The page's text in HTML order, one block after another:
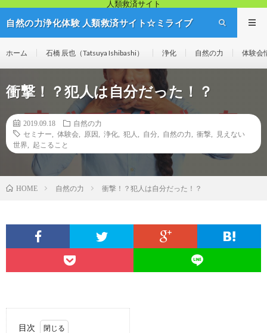
人類救済サイト
自然の力浄化体験 人類救済サイト☆ミライブ
ホーム 石橋 辰也（Tatsuya Ishibashi） 浄化 自然の力 体験会
衝撃！？犯人は自分だった！？
2019.09.18
自然の力
セミナー
体験会 原因 浄化 犯人 自分 自然の力 衝撃
見えない
世界
起こること
HOME 自然の力 衝撃！？犯人は自分だった！？
目次